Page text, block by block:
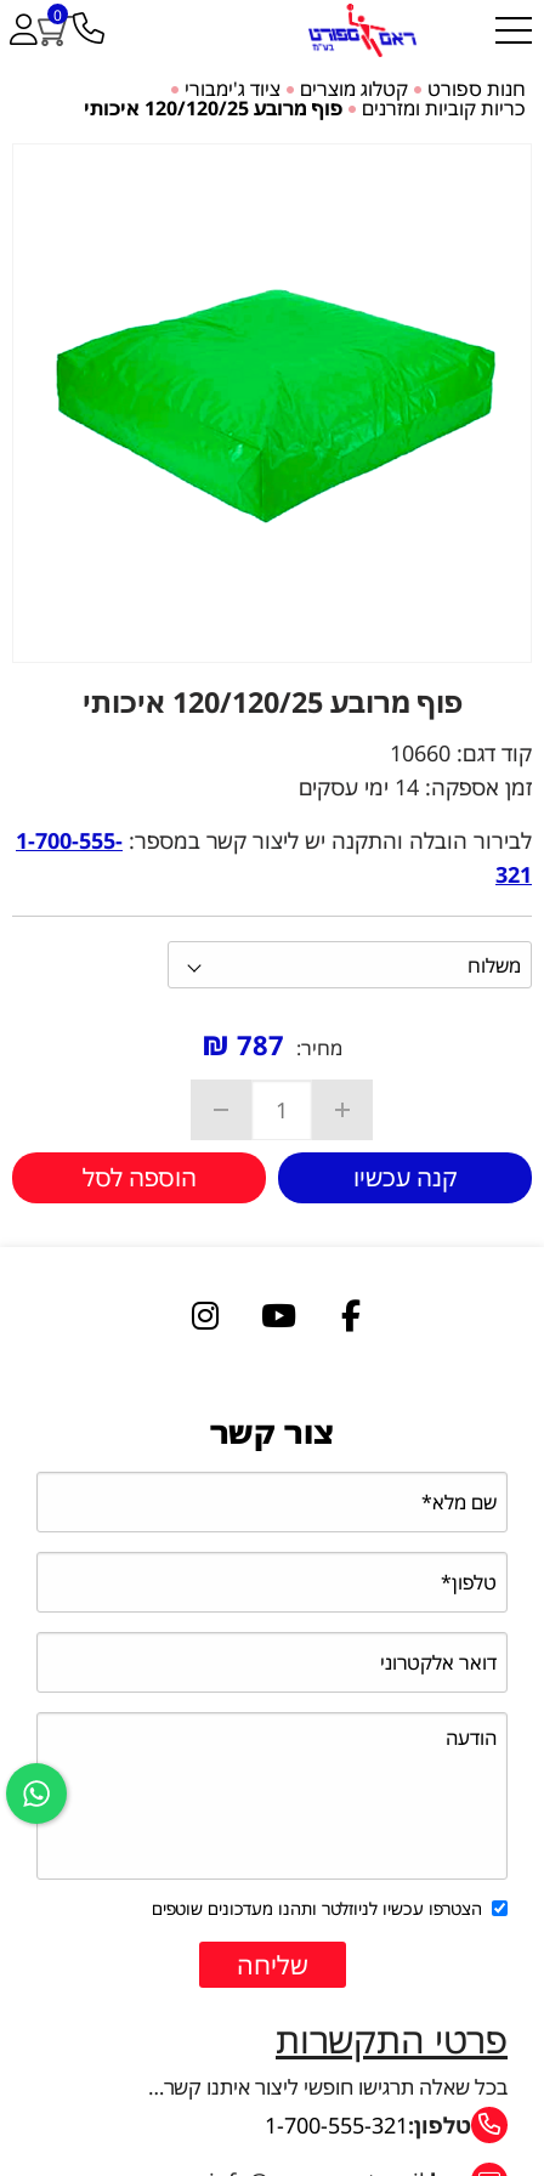
0
חנות ספורט קטלוג מוצרים ציוד ג'ימבורי
כריות קוביות ומזרנים פוף מרובע 120/120/25 איכותי
פוף מרובע 120/120/25 איכותי
קוד דגם: 10660
זמן אספקה: 14 ימי עסקים
לבירור הובלה והתקנה יש ליצור קשר במספר: 1-700-555-
321
מחיר: 787
₪
קנה עכשיו הוספה לסל
צור קשר
הצטרפו עכשיו לניוזלטר ותהנו מעדכונים שוטפים
פרטי התקשרות
בכל שאלה תרגישו חופשי ליצור איתנו קשר…
טלפון:1-700-555-321